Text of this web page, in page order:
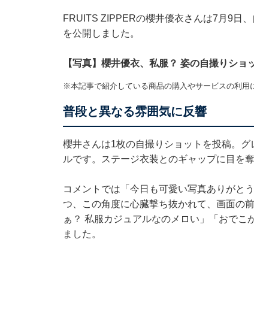
FRUITS ZIPPERの櫻井優衣さんは7月9日
を公開しました。
【写真】櫻井優衣、私服？ 姿の自撮りショ
※本記事で紹介している商品の購入やサービスの利用
普段と異なる雰囲気に反響
櫻井さんは1枚の自撮りショットを投稿。
ルです。ステージ衣装とのギャップに目を奪
コメントでは「今日も可愛い写真ありがと
つ、この角度に心臓撃ち抜かれて、画面の
ぁ？ 私服カジュアルなのメロい」「おでこ
ました。